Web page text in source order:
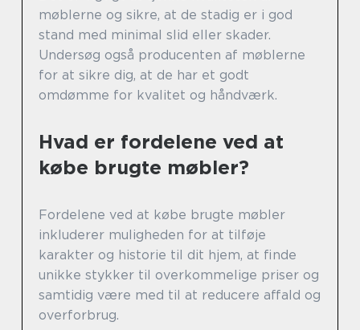
møblerne og sikre, at de stadig er i god
stand med minimal slid eller skader.
Undersøg også producenten af møblerne
for at sikre dig, at de har et godt
omdømme for kvalitet og håndværk.
Hvad er fordelene ved at
købe brugte møbler?
Fordelene ved at købe brugte møbler
inkluderer muligheden for at tilføje
karakter og historie til dit hjem, at finde
unikke stykker til overkommelige priser og
samtidig være med til at reducere affald og
overforbrug.